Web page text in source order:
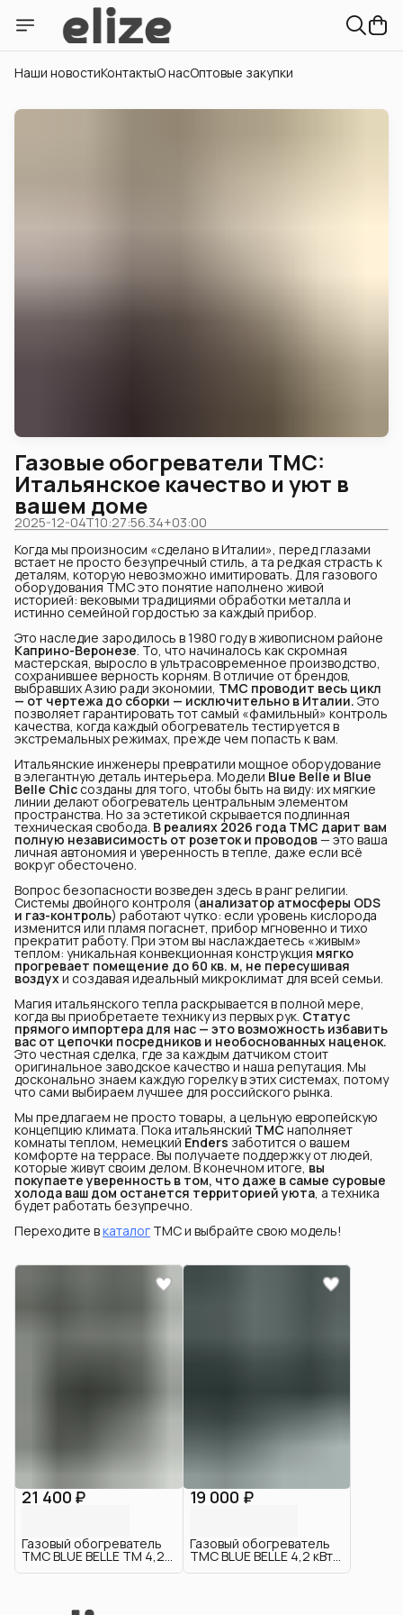
Наши новостиКонтактыО насОптовые закупки
Газовые обогреватели TMC:
Итальянское качество и уют в
вашем доме
2025-12-04T10:27:56.34+03:00
Когда мы произносим «сделано в Италии», перед глазами
встает не просто безупречный стиль, а та редкая страсть к
деталям, которую невозможно имитировать. Для газового
оборудования TMC это понятие наполнено живой
историей: вековыми традициями обработки металла и
истинно семейной гордостью за каждый прибор.
Это наследие зародилось в 1980 году в живописном районе
Каприно-Веронезе. То, что начиналось как скромная
мастерская, выросло в ультрасовременное производство,
сохранившее верность корням. В отличие от брендов,
выбравших Азию ради экономии, TMC проводит весь цикл
— от чертежа до сборки — исключительно в Италии.Это
позволяет гарантировать тот самый «фамильный» контроль
качества, когда каждый обогреватель тестируется в
экстремальных режимах, прежде чем попасть к вам.
Итальянские инженеры превратили мощное оборудование
в элегантную деталь интерьера. Модели Blue Belle и Blue
Belle Chic созданы для того, чтобы быть на виду: их мягкие
линии делают обогреватель центральным элементом
пространства. Но за эстетикой скрывается подлинная
техническая свобода. В реалиях 2026 года TMC дарит вам
полную независимость от розеток и проводов— это ваша
личная автономия и уверенность в тепле, даже если всё
вокруг обесточено.
Вопрос безопасности возведен здесь в ранг религии.
Системы двойного контроля (анализатор атмосферы ODS
и газ-контроль) работают чутко: если уровень кислорода
изменится или пламя погаснет, прибор мгновенно и тихо
прекратит работу. При этом вы наслаждаетесь «живым»
теплом: уникальная конвекционная конструкция мягко
прогревает помещение до 60 кв. м, не пересушивая
воздухи создавая идеальный микроклимат для всей семьи.
Магия итальянского тепла раскрывается в полной мере,
когда вы приобретаете технику из первых рук. Статус
прямого импортера для нас — это возможность избавить
вас от цепочки посредников и необоснованных наценок.
Это честная сделка, где за каждым датчиком стоит
оригинальное заводское качество и наша репутация. Мы
досконально знаем каждую горелку в этих системах, потому
что сами выбираем лучшее для российского рынка.
Мы предлагаем не просто товары, а цельную европейскую
концепцию климата. Пока итальянский TMC наполняет
комнаты теплом, немецкий Enders заботится о вашем
комфорте на террасе. Вы получаете поддержку от людей,
которые живут своим делом. В конечном итоге,вы
покупаете уверенность в том, что даже в самые суровые
холода ваш дом останется территорией уюта, а техника
будет работать безупречно.
Переходите вкаталог TMC и выбрайте свою модель!
21 400 ₽
Газовый обогреватель
ТМС BLUE BELLE ТМ 4,2
19 000 ₽
Газовый обогреватель
TMC BLUE BELLE 4,2 кВт,